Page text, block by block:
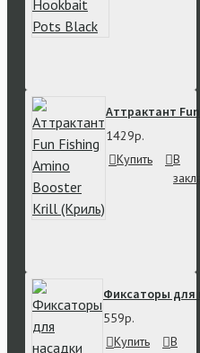
Аттрактант
1429р.
Купить
В
Фиксаторы для
559р.
Купить
В